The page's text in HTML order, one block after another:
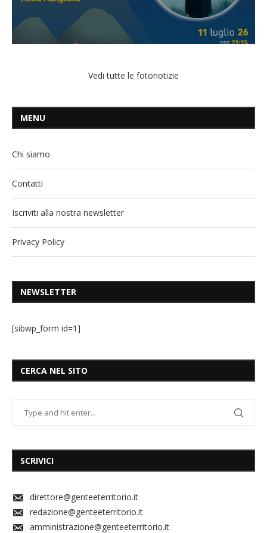
Vedi tutte le fotonotizie
MENU
Chi siamo
Contatti
Iscriviti alla nostra newsletter
Privacy Policy
NEWSLETTER
[sibwp_form id=1]
CERCA NEL SITO
SCRIVICI
direttore@genteeterritorio.it
redazione@genteeterritorio.it
amministrazione@genteeterritorio.it